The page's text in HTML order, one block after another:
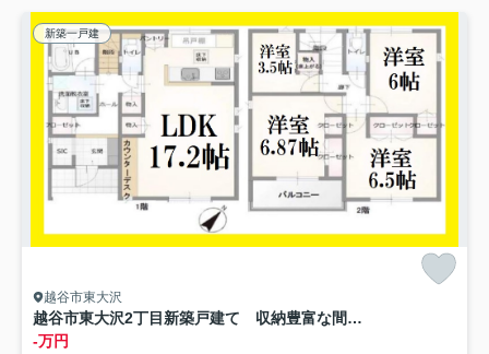
新築一戸建
越谷市東大沢
越谷市東大沢2丁目新築戸建て 収納豊富な間取設計
-万円